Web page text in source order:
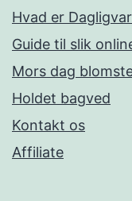
Hvad er
Guide til slik
Mors dag
Holdet bagved
Kontakt os
Affiliate